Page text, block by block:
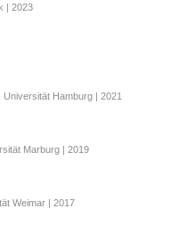
| 2023
Hamburg | 2021
Marburg | 2019
Weimar | 2017